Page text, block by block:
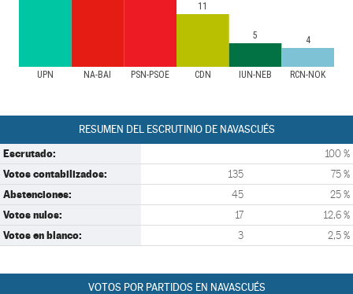
UPN NA-BAI PSN-PSOE CDN IUN-NEB RCN-NOK
11
5 4
RESUMEN DEL ESCRUTINIO DE NAVASCUÉS
Escrutado: 100 %
Votos contabilizados: 135 75 %
Abstenciones: 45 25 %
Votos nulos: 17 12,6 %
Votos en blanco: 3 2,5 %
VOTOS POR PARTIDOS EN NAVASCUÉS